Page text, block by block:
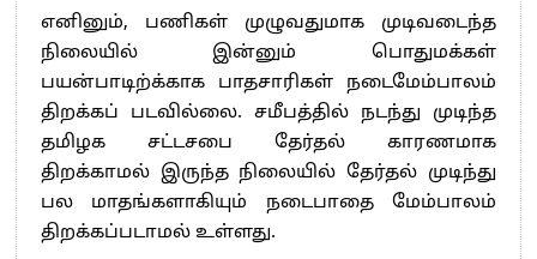
எனினும், பணிகள் முழுவதுமாக முடிவடைந்த
நிலையில் இன்னும் பொதுமக்கள்
பயன்பாடிற்க்காக பாதசாரிகள் நடைமேம்பாலம்
திறக்கப் படவில்லை. சமீபத்தில் நடந்து முடிந்த
தமிழக சட்டசபை தேர்தல் காரணமாக
திறக்காமல் இருந்த நிலையில் தேர்தல் முடிந்து
பல மாதங்களாகியும் நடைபாதை மேம்பாலம்
திறக்கப்படாமல் உள்ளது.